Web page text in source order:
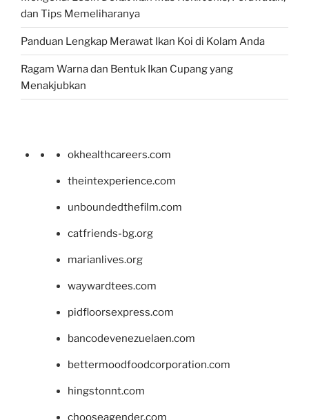
dan Tips Memeliharanya
Panduan Lengkap Merawat Ikan Koi di Kolam Anda
Ragam Warna dan Bentuk Ikan Cupang yang
Menakjubkan
okhealthcareers.com
theintexperience.com
unboundedthefilm.com
catfriends-bg.org
marianlives.org
waywardtees.com
pidfloorsexpress.com
bancodevenezuelaen.com
bettermoodfoodcorporation.com
hingstonnt.com
chooseagender.com